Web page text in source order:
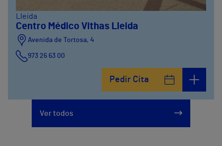
Lleida
Centro Médico Vithas Lleida
Avenida de Tortosa, 4
973 26 63 00
Pedir Cita
Ver todos